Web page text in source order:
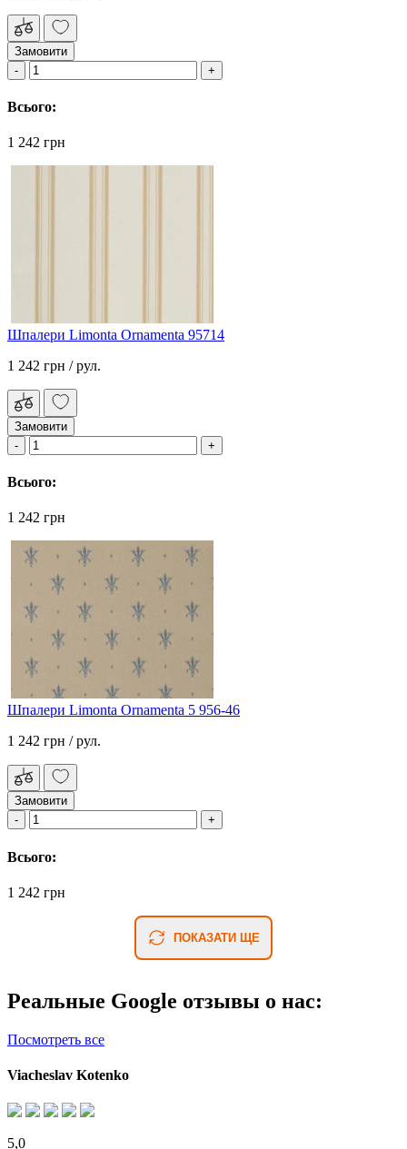
Замовити
Всього:
1 242 грн
Шпалери Limonta Ornamenta 95714
1 242 грн / рул.
Замовити
Всього:
1 242 грн
Шпалери Limonta Ornamenta 5 956-46
1 242 грн / рул.
Замовити
Всього:
1 242 грн
ПОКАЗАТИ ЩЕ
Реальные Google отзывы о нас:
Посмотреть все
Viacheslav Kotenko
5,0